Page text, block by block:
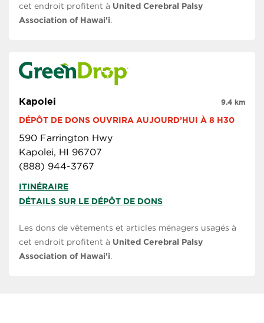
cet endroit profitent à United Cerebral Palsy
Association of Hawai'i.
Kapolei
DÉPÔT DE DONS OUVRIRA AUJOURD’HUI À 8 H30
590 Farrington Hwy
Kapolei, HI 96707
(888) 944-3767
9.4 km
ITINÉRAIRE
DÉTAILS SUR LE DÉPÔT DE DONS
Les dons de vêtements et articles ménagers usagés à
cet endroit profitent à United Cerebral Palsy
Association of Hawai'i.